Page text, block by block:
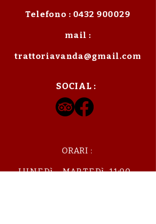
Telefono : 0432 900029
mail :
trattoriavanda@gmail.com
SOCIAL :
ORARI :
LUNEDì - MARTEDì 11:00 -